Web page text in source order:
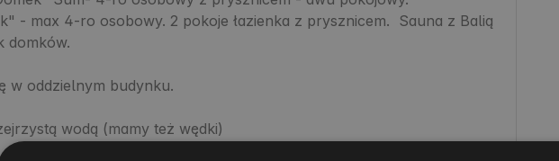
- max 4-ro osobowy. 2 pokoje łazienka z prysznicem.  Sauna z Balią
domków.
w oddzielnym budynku.
wodą (mamy też wędki)